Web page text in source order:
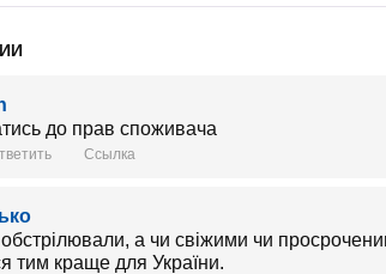
до прав споживача
Ссылка
а чи свіжими чи
тим краще для України.